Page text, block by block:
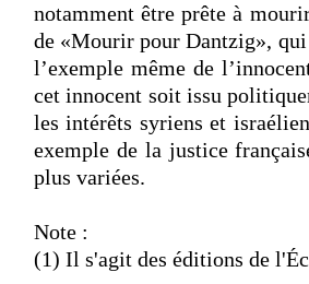
notamment être prête à
de «Mourir pour Dantzig»,
l’exemple même de
cet innocent soit issu
les intérêts syriens et
exemple de la justice
plus variées.
Note :
(1) Il s'agit des éditions de